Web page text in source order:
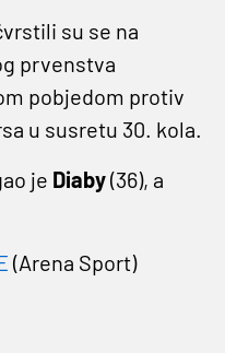
su se na
prvenstva
pobjedom protiv
u susretu 30. kola.
je Diaby(36), a
(Arena Sport)